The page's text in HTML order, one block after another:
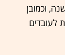
וכמובן
לעובדים